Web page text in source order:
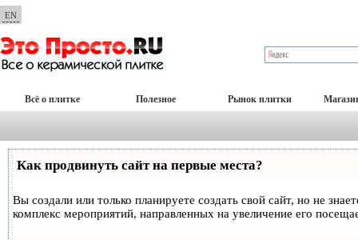
EN
Всё о плитке Полезное Рынок плитки
Как продвинуть сайт на первые места?
Вы создали или только планируете создать свой сайт, но не
комплекс мероприятий, направленных на увеличение его